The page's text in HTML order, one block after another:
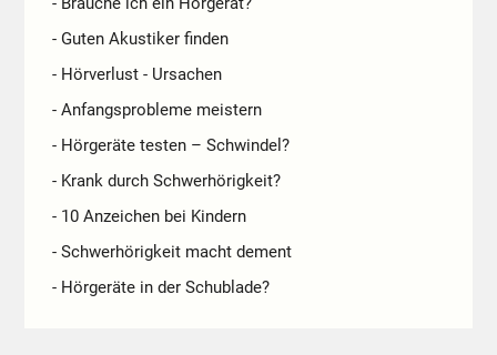
- Guten Akustiker finden
- Hörverlust - Ursachen
- Anfangsprobleme meistern
- Hörgeräte testen – Schwindel?
- Krank durch Schwerhörigkeit?
- 10 Anzeichen bei Kindern
- Schwerhörigkeit macht dement
- Hörgeräte in der Schublade?